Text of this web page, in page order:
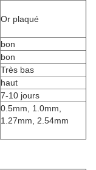
Or plaqué
bon
bon
Très bas
haut
7-10 jours
0.5mm, 1.0mm,
1.27mm, 2.54mm